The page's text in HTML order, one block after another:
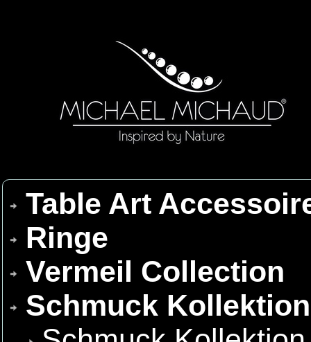
Table Art
Ringe
Vermeil Collection
Schmuck